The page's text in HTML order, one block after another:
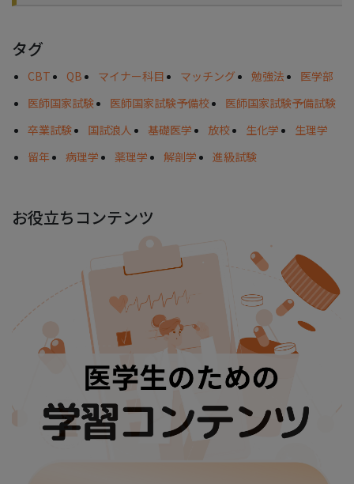
タグ
CBT QB マイナー科目 マッチング 勉強法
医学部
医師国家試験
医師国家試験予備校
医師国家試験予備試験
卒業試験
国試浪人 基礎医学 放校 生化学
生理学
留年
病理学 薬理学 解剖学 進級試験
お役立ちコンテンツ